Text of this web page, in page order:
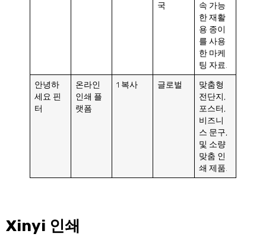
국
속 가능
한 재활
용 종이
를 사용
한 마케
팅 자료.
안녕하
세요 핀
터
온라인
인쇄 플
랫폼
1 복사 글로벌
맞춤형
전단지,
포스터,
비즈니
스 문구,
및 소량
맞춤 인
쇄 제품.
Xinyi 인쇄